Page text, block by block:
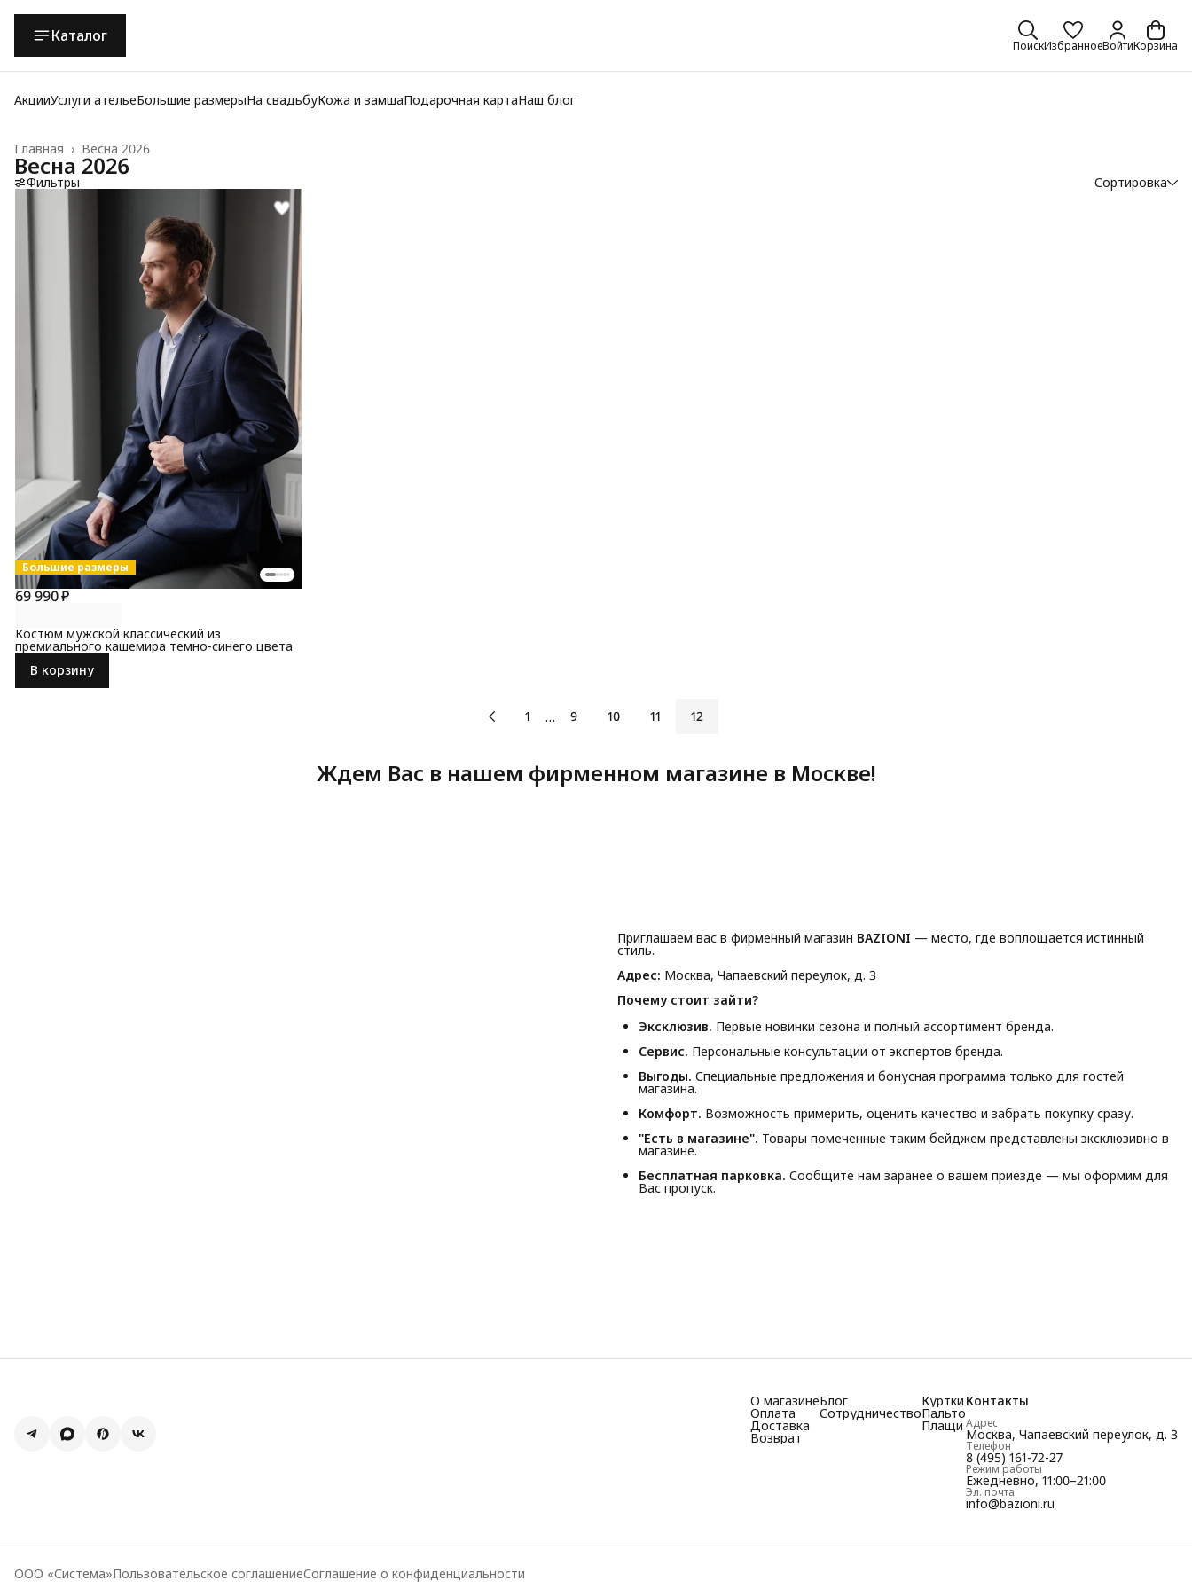
Каталог
ПоискИзбранноеВойтиКорзина
АкцииУслуги ательеБольшие размерыНа свадьбуКожа и замшаПодарочная картаНаш блог
Весна 2026
Главная ›
Весна 2026
Фильтры Сортировка
Большие размеры
69 990 ₽
Костюм мужской классический из
премиального кашемира темно-синего цвета
В корзину
1 … 9 10 11 12
Ждем Вас в нашем фирменном магазине в Москве!
Приглашаем вас в фирменный магазин BAZIONI — место, где воплощается истинный
стиль.
Адрес: Москва, Чапаевский переулок, д. 3
Почему стоит зайти?
Эксклюзив. Первые новинки сезона и полный ассортимент бренда.
Сервис. Персональные консультации от экспертов бренда.
Выгоды. Специальные предложения и бонусная программа только для гостей
магазина.
Комфорт. Возможность примерить, оценить качество и забрать покупку сразу.
"Есть в магазине". Товары помеченные таким бейджем представлены эксклюзивно в
магазине.
Бесплатная парковка. Сообщите нам заранее о вашем приезде — мы оформим для
Вас пропуск.
О магазине
Оплата
Доставка
Возврат
Блог
Сотрудничество
Куртки
Пальто
Плащи
Контакты
Адрес
Москва, Чапаевский переулок, д. 3
Телефон
8 (495) 161-72-27
Режим работы
Ежедневно, 11:00–21:00
Эл. почта
info@bazioni.ru
ООО «Система»Пользовательское соглашениеСоглашение о конфиденциальности